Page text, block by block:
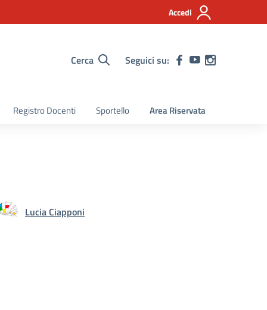
Accedi
Cerca Seguici su:
Registro Docenti Sportello Area Riservata
Lucia Ciapponi